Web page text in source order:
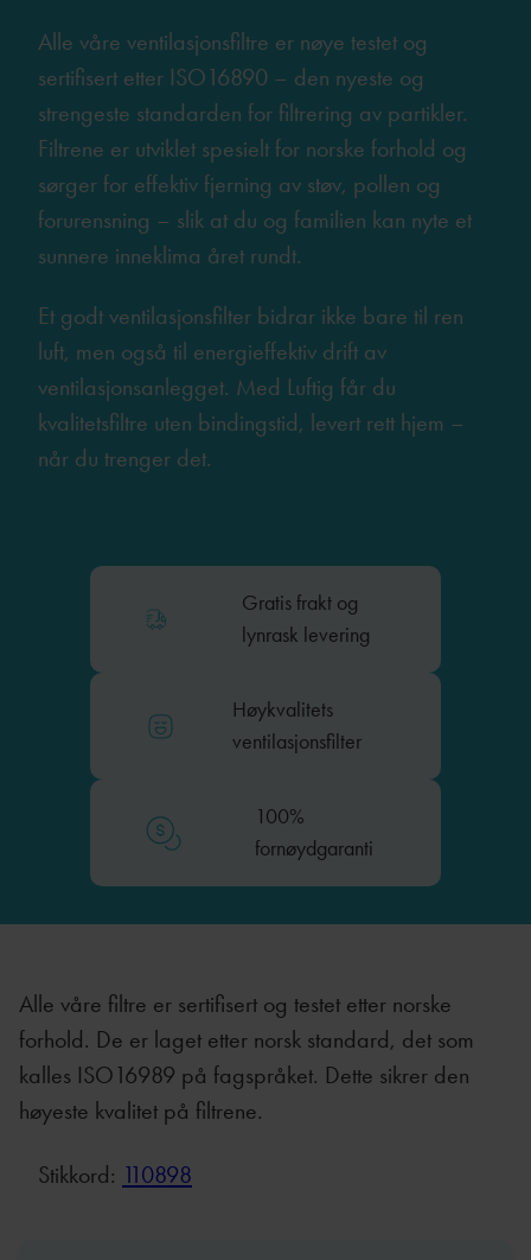
Alle våre ventilasjonsfiltre er nøye testet og
sertifisert etter ISO16890 – den nyeste og
strengeste standarden for filtrering av partikler.
Filtrene er utviklet spesielt for norske forhold og
sørger for effektiv fjerning av støv, pollen og
forurensning – slik at du og familien kan nyte et
sunnere inneklima året rundt.
Et godt ventilasjonsfilter bidrar ikke bare til ren
luft, men også til energieffektiv drift av
ventilasjonsanlegget. Med Luftig får du
kvalitetsfiltre uten bindingstid, levert rett hjem –
når du trenger det.
Gratis frakt og
lynrask levering
Høykvalitets
ventilasjonsfilter
100%
fornøydgaranti
Alle våre filtre er sertifisert og testet etter norske
forhold. De er laget etter norsk standard, det som
kalles ISO16989 på fagspråket. Dette sikrer den
høyeste kvalitet på filtrene.
Stikkord: 110898